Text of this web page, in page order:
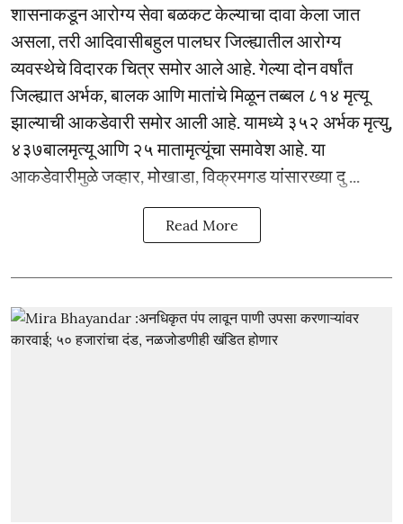
शासनाकडून आरोग्य सेवा बळकट केल्याचा दावा केला जात
असला, तरी आदिवासीबहुल पालघर जिल्ह्यातील आरोग्य
व्यवस्थेचे विदारक चित्र समोर आले आहे. गेल्या दोन वर्षांत
जिल्ह्यात अर्भक, बालक आणि मातांचे मिळून तब्बल ८१४ मृत्यू
झाल्याची आकडेवारी समोर आली आहे. यामध्ये ३५२ अर्भक मृत्यु,
४३७बालमृत्यू आणि २५ मातामृत्यूंचा समावेश आहे. या
आकडेवारीमुळे जव्हार, मोखाडा, विक्रमगड यांसारख्या दु ...
Read More